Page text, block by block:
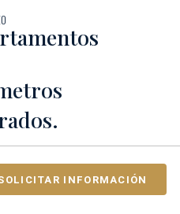
INFORMACIÓN